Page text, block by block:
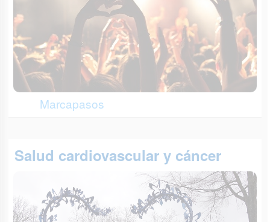
Marcapasos
Salud cardiovascular y cáncer